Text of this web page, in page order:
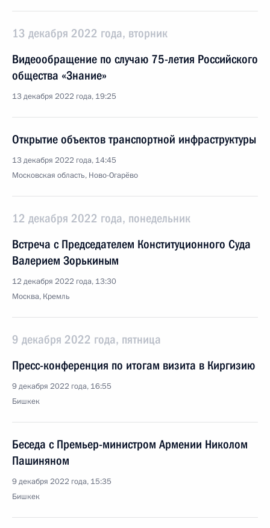
13 декабря 2022 года, вторник
Видеообращение по случаю 75-летия Российского
общества «Знание»
13 декабря 2022 года, 19:25
Открытие объектов транспортной инфраструктуры
13 декабря 2022 года, 14:45
Московская область, Ново-Огарёво
12 декабря 2022 года, понедельник
Встреча с Председателем Конституционного Суда
Валерием Зорькиным
12 декабря 2022 года, 13:30
Москва, Кремль
9 декабря 2022 года, пятница
Пресс-конференция по итогам визита в Киргизию
9 декабря 2022 года, 16:55
Бишкек
Беседа с Премьер-министром Армении Николом
Пашиняном
9 декабря 2022 года, 15:35
Бишкек